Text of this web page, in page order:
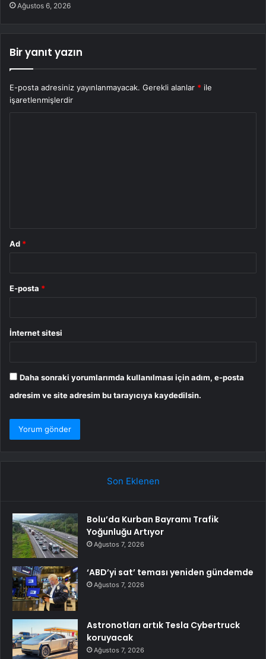
Ağustos 6, 2026
Bir yanıt yazın
E-posta adresiniz yayınlanmayacak. Gerekli alanlar * ile
işaretlenmişlerdir
Ad *
E-posta *
İnternet sitesi
Daha sonraki yorumlarımda kullanılması için adım, e-posta
adresim ve site adresim bu tarayıcıya kaydedilsin.
Son Eklenen
Bolu’da Kurban Bayramı Trafik
Yoğunluğu Artıyor
Ağustos 7, 2026
‘ABD’yi sat’ teması yeniden gündemde
Ağustos 7, 2026
Astronotları artık Tesla Cybertruck
koruyacak
Ağustos 7, 2026